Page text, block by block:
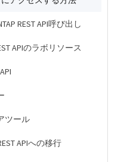
REST API呼び出し
APIのラボリソース
ツール
APIへの移行